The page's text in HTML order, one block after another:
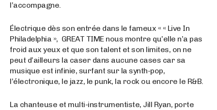
l’accompagne.
Électrique dès son entrée dans le fameux « « Live In
Philadelphia », GREAT TIME nous montre qu’elle n’a pas
froid aux yeux et que son talent et son limites, on ne
peut d’ailleurs la caser dans aucune cases car sa
musique est infinie, surfant sur la synth-pop,
l’électronique, le jazz, le punk, la rock ou encore le R&B.
La chanteuse et multi-instrumentiste, Jill Ryan, porte